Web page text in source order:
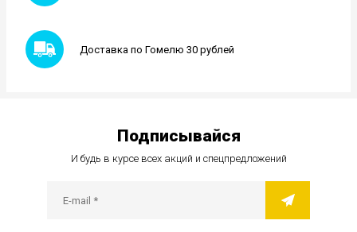
Доставка по Гомелю 30 рублей
Подписывайся
И будь в курсе всех акций и спецпредложений